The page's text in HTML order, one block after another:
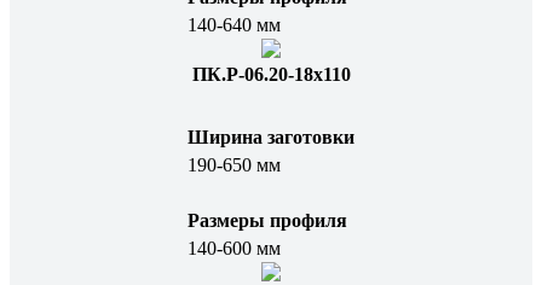
140-640 мм
ПК.Р-06.20-18х110
Ширина заготовки
190-650 мм
Размеры профиля
140-600 мм